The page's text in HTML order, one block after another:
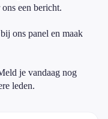
een bericht.
ons panel en maak
je vandaag nog
leden.